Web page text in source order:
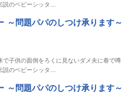
説のベビーシッタ…
～問題パパのしつけ承ります～
で子供の面倒をろくに見ないダメ夫に巷で噂
説のベビーシッタ…
～問題パパのしつけ承ります～